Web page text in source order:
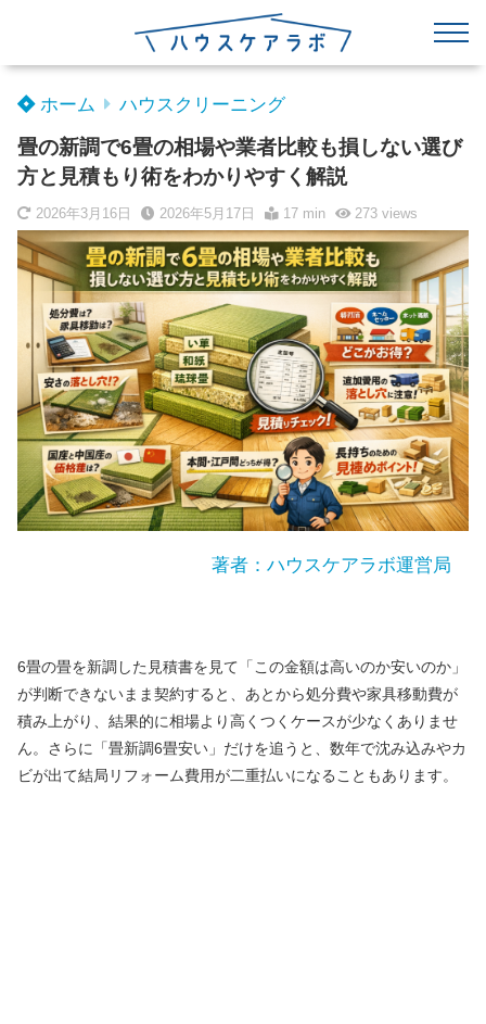
ホーム ハウスクリーニング
畳の新調で6畳の相場や業者比較も損しない選び
方と見積もり術をわかりやすく解説
2026年3月16日 2026年5月17日 17 min 273views
著者：ハウスケアラボ運営局
6畳の畳を新調した見積書を見て「この金額は高いのか安いのか」
が判断できないまま契約すると、あとから処分費や家具移動費が
積み上がり、結果的に相場より高くつくケースが少なくありませ
ん。さらに「畳新調6畳安い」だけを追うと、数年で沈み込みやカ
ビが出て結局リフォーム費用が二重払いになることもあります。